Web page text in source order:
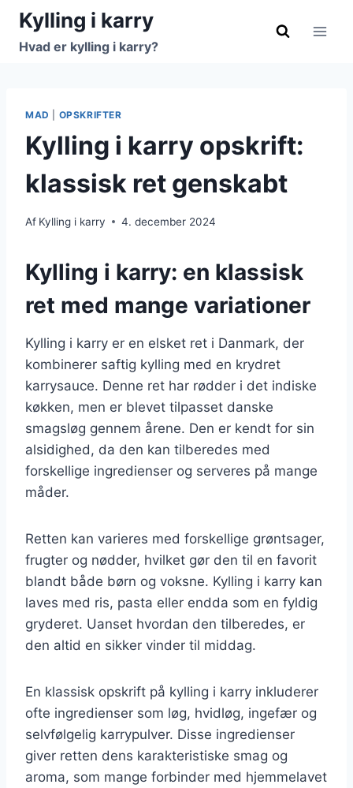
Fortsæt
indhold
Kylling i karry
Hvad er kylling i karry?
MAD OPSKRIFTER
Kylling i karry opskrift:
klassisk ret genskabt
Af Kylling i karry 4. december 2024
Kylling i karry: en klassisk
ret med mange variationer
Kylling i karry er en elsket ret i Danmark, der
kombinerer saftig kylling med en krydret
karrysauce. Denne ret har rødder i det indiske
køkken, men er blevet tilpasset danske
smagsløg gennem årene. Den er kendt for sin
alsidighed, da den kan tilberedes med
forskellige ingredienser og serveres på mange
måder.
Retten kan varieres med forskellige grøntsager,
frugter og nødder, hvilket gør den til en favorit
blandt både børn og voksne. Kylling i karry kan
laves med ris, pasta eller endda som en fyldig
gryderet. Uanset hvordan den tilberedes, er
den altid en sikker vinder til middag.
En klassisk opskrift på kylling i karry inkluderer
ofte ingredienser som løg, hvidløg, ingefær og
selvfølgelig karrypulver. Disse ingredienser
giver retten dens karakteristiske smag og
aroma, som mange forbinder med hjemmelavet